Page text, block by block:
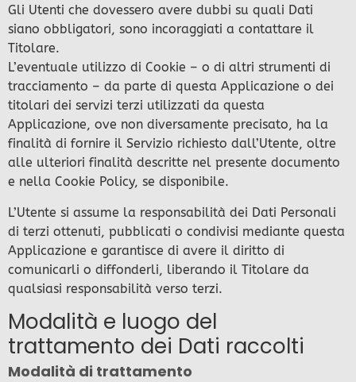
Gli Utenti che dovessero avere dubbi su quali Dati
siano obbligatori, sono incoraggiati a contattare il
Titolare.
L’eventuale utilizzo di Cookie – o di altri strumenti di
tracciamento – da parte di questa Applicazione o dei
titolari dei servizi terzi utilizzati da questa
Applicazione, ove non diversamente precisato, ha la
finalità di fornire il Servizio richiesto dall’Utente, oltre
alle ulteriori finalità descritte nel presente documento
e nella Cookie Policy, se disponibile.
L’Utente si assume la responsabilità dei Dati Personali
di terzi ottenuti, pubblicati o condivisi mediante questa
Applicazione e garantisce di avere il diritto di
comunicarli o diffonderli, liberando il Titolare da
qualsiasi responsabilità verso terzi.
Modalità e luogo del
trattamento dei Dati raccolti
Modalità di trattamento